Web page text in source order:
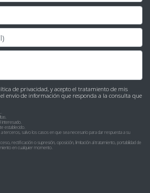
de privacidad, y acepto el tratamiento de mis
envío de información que responda a la consulta que
interesado.
establecido.
terceros, salvo los casos en que sea necesario para dar respuesta a su
rectificación o supresión, oposición, limitación al tratamiento, portabilidad de
en cualquier momento.